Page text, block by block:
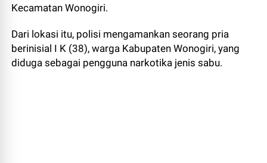
Kecamatan Wonogiri.
Dari lokasi itu, polisi mengamankan seorang pria
berinisial I K (38), warga Kabupaten Wonogiri, yang
diduga sebagai pengguna narkotika jenis sabu.